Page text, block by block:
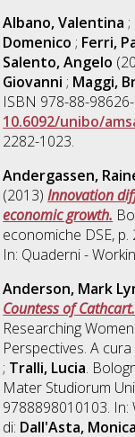
Albano, Valentina ;
Domenico ; Ferri,
Salento, Angelo
Giovanni ; Maggi,
ISBN 978-88-
10.6092/unibo/
2282-1023.
Andergassen,
(2013)Innovation
economic growth.
economiche DSE, p.
In: Quaderni -
Anderson, Mark
Countess of Cathcart.
Researching
Perspectives. A cura
; Tralli, Lucia.
Mater Studiorum
9788898010103. In:
di: Dall'Asta, Monica